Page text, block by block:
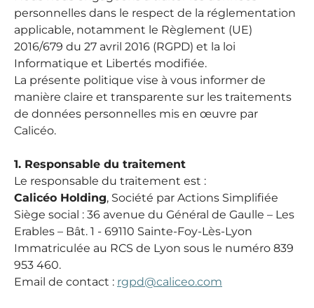
personnelles dans le respect de la réglementation
applicable, notamment le Règlement (UE)
2016/679 du 27 avril 2016 (RGPD) et la loi
Informatique et Libertés modifiée.
La présente politique vise à vous informer de
manière claire et transparente sur les traitements
de données personnelles mis en œuvre par
Calicéo.
1. Responsable du traitement
Le responsable du traitement est :
Calicéo Holding, Société par Actions Simplifiée
Siège social : 36 avenue du Général de Gaulle – Les
Erables – Bât. 1 - 69110 Sainte-Foy-Lès-Lyon
Immatriculée au RCS de Lyon sous le numéro 839
953 460.
Email de contact : rgpd@caliceo.com